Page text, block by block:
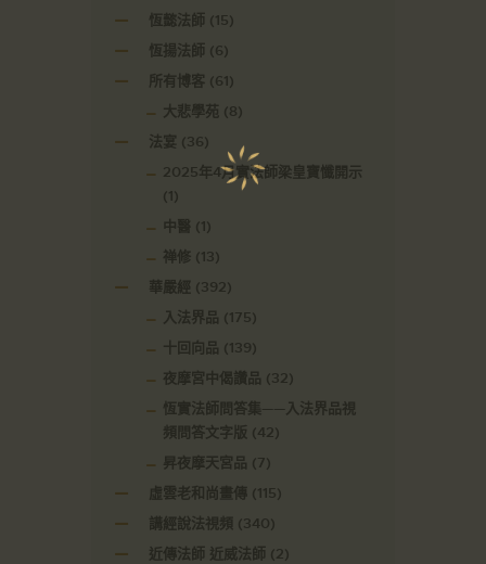
恆懿法師 (15)
恆揚法師 (6)
所有博客 (61)
大悲學苑 (8)
法宴 (36)
2025年4月實法師梁皇寶懺開示
(1)
中醫 (1)
禅修 (13)
華嚴經 (392)
入法界品 (175)
十回向品 (139)
夜摩宮中偈讚品 (32)
恆實法師問答集——入法界品視
頻問答文字版 (42)
昇夜摩天宮品 (7)
虛雲老和尚畫傳 (115)
講經說法視頻
(340)
近傳法師 近威法師 (2)